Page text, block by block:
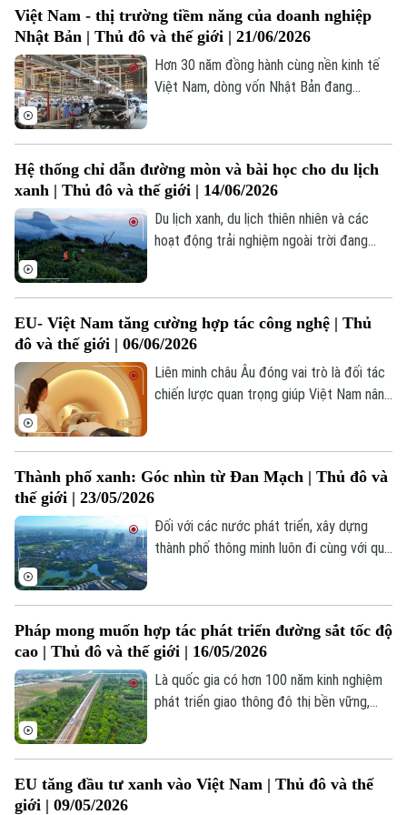
Đánh giá
Hướng nghiệp
Làng nghề
Di tích
Y tế
Dinh dưỡng
Tư vấn sức khỏe
Thể thao
Bóng đá
Quần vợt
Golf
Giải trí
Sao
Điện ảnh
Thời trang
Đã phát sóng
phạm vi toàn cầu. Chiến lược này đặt mục
tiêu đưa EU trở thành nền kinh tế trung
hòa carbon vào năm 2050, đồng thời yêu
cầu các chuỗi cung ứng toàn cầu phải
Việt Nam - thị trường tiềm năng của doanh nghiệp
Nhật Bản | Thủ đô và thế giới | 21/06/2026
Hơn 30 năm đồng hành cùng nền kinh tế
Việt Nam, dòng vốn Nhật Bản đang
Hệ thống chỉ dẫn đường mòn và bài học cho du lịch
xanh | Thủ đô và thế giới | 14/06/2026
Du lịch xanh, du lịch thiên nhiên và các
hoạt động trải nghiệm ngoài trời đang
cho tới những cung đường leo núi –
trekking… ngày càng nhiều du khách tìm
đến thiên nhiên để khám phá và trải
nghiệm.
EU- Việt Nam tăng cường hợp tác công nghệ | Thủ
đô và thế giới | 06/06/2026
Liên minh châu Âu đóng vai trò là đối tác
chiến lược quan trọng giúp Việt Nam nâng
Thành phố xanh: Góc nhìn từ Đan Mạch | Thủ đô và
thế giới | 23/05/2026
Đối với các nước phát triển, xây dựng
thành phố thông minh luôn đi cùng với quy
giảm tác động của biến đổi khí hậu.
Pháp mong muốn hợp tác phát triển đường sắt tốc độ
cao | Thủ đô và thế giới | 16/05/2026
Là quốc gia có hơn 100 năm kinh nghiệm
phát triển giao thông đô thị bền vững,
nghiệp về xây dựng đường sắt chuyên
EU tăng đầu tư xanh vào Việt Nam | Thủ đô và thế
giới | 09/05/2026